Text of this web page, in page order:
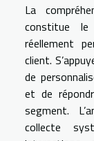
La
constitue
réellement
client.
de
et de
segment.
collecte